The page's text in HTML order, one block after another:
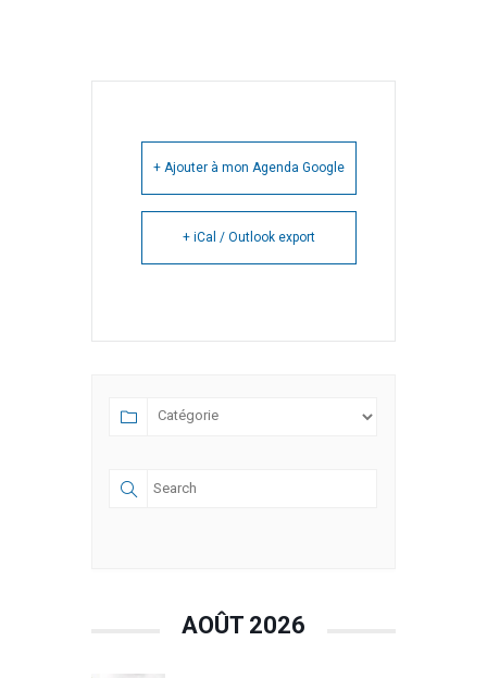
+ Ajouter à mon Agenda Google
+ iCal / Outlook export
AOÛT 2026